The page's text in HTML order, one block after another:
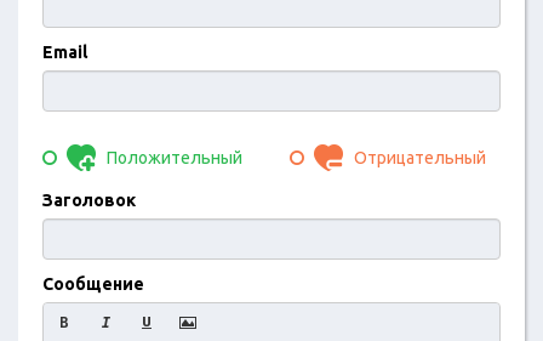
Email
Положительный Отрицательный
Заголовок
Сообщение